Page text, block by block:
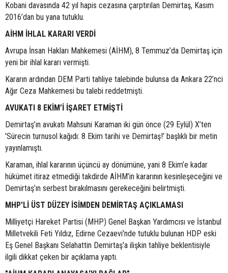
Kobani davasında 42 yıl hapis cezasına çarptırılan Demirtaş, Kasım
2016’dan bu yana tutuklu.
AİHM İHLAL KARARI VERDİ
Avrupa İnsan Hakları Mahkemesi (AİHM), 8 Temmuz’da Demirtaş için
yeni bir ihlal kararı vermişti.
Kararın ardından DEM Parti tahliye talebinde bulunsa da Ankara 22’nci
Ağır Ceza Mahkemesi bu talebi reddetmişti.
AVUKATI 8 EKİM’İ İŞARET ETMİŞTİ
Demirtaş’ın avukatı Mahsuni Karaman iki gün önce (29 Eylül) X’ten
'Sürecin turnusol kağıdı: 8 Ekim tarihi ve Demirtaş!' başlıklı bir metin
yayınlamıştı.
Karaman, ihlal kararının üçüncü ay dönümüne, yani 8 Ekim’e kadar
hükümet itiraz etmediği takdirde AİHM’in kararının kesinleşeceğini ve
Demirtaş’ın serbest bırakılmasını gerekeceğini belirtmişti.
MHP'Lİ ÜST DÜZEY İSİMDEN DEMİRTAŞ AÇIKLAMASI
Milliyetçi Hareket Partisi (MHP) Genel Başkan Yardımcısı ve İstanbul
Milletvekili Feti Yıldız, Edirne Cezaevi'nde tutuklu bulunan HDP eski
Eş Genel Başkanı Selahattin Demirtaş'a ilişkin tahliye beklentisiyle
ilgili dikkat çeken bir açıklama yaptı.